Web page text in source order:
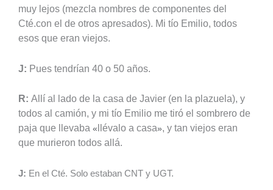
muy lejos (mezcla nombres de componentes del
Cté.con el de otros apresados). Mi tío Emilio, todos
esos que eran viejos.
J: Pues tendrían 40 o 50 años.
R: Allí al lado de la casa de Javier (en la plazuela), y
todos al camión, y mi tío Emilio me tiró el sombrero de
paja que llevaba « llévalo a casa», y tan viejos eran
que murieron todos allá.
J: En el Cté. Solo estaban CNT y UGT.